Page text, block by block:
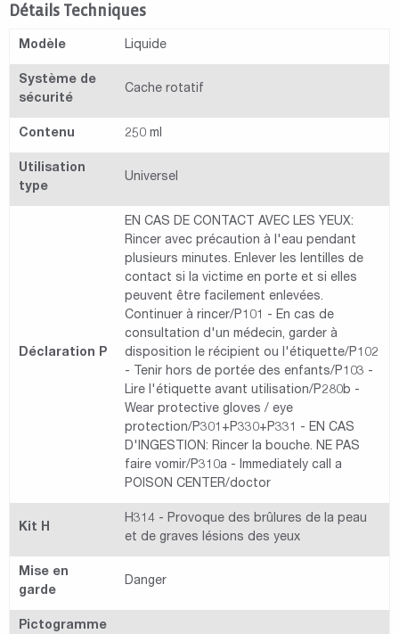
Détails Techniques
Modèle Liquide
Système de
sécurité
Cache rotatif
Contenu 250 ml
Utilisation
type
Universel
Déclaration P
EN CAS DE CONTACT AVEC LES YEUX:
Rincer avec précaution à l'eau pendant
plusieurs minutes. Enlever les lentilles de
contact si la victime en porte et si elles
peuvent être facilement enlevées.
Continuer à rincer/P101 - En cas de
consultation d'un médecin, garder à
disposition le récipient ou l'étiquette/P102
- Tenir hors de portée des enfants/P103 -
Lire l'étiquette avant utilisation/P280b -
Wear protective gloves / eye
protection/P301+P330+P331 - EN CAS
D'INGESTION: Rincer la bouche. NE PAS
faire vomir/P310a - Immediately call a
POISON CENTER/doctor
Kit H
H314 - Provoque des brûlures de la peau
et de graves lésions des yeux
Mise en
garde
Danger
Pictogramme